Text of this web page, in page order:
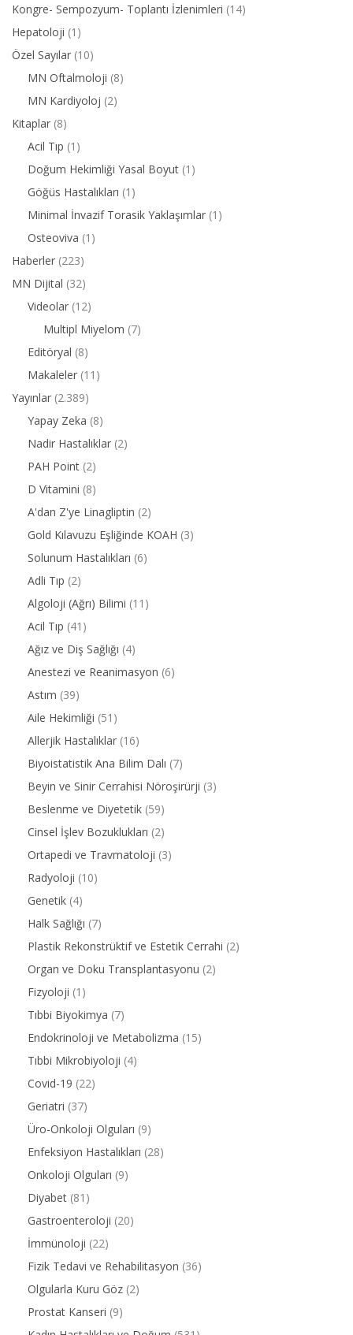
Kongre- Sempozyum- Toplantı İzlenimleri (14)
Hepatoloji (1)
Özel Sayılar (10)
MN Oftalmoloji (8)
MN Kardiyoloj (2)
Kitaplar (8)
Acil Tıp (1)
Doğum Hekimliği Yasal Boyut (1)
Göğüs Hastalıkları (1)
Minimal İnvazif Torasik Yaklaşımlar (1)
Osteoviva (1)
Haberler (223)
MN Dijital (32)
Videolar (12)
Multipl Miyelom (7)
Editöryal (8)
Makaleler (11)
Yayınlar (2.389)
Yapay Zeka (8)
Nadir Hastalıklar (2)
PAH Point (2)
D Vitamini (8)
A'dan Z'ye Linagliptin (2)
Gold Kılavuzu Eşliğinde KOAH (3)
Solunum Hastalıkları (6)
Adli Tıp (2)
Algoloji (Ağrı) Bilimi (11)
Acil Tıp (41)
Ağız ve Diş Sağlığı (4)
Anestezi ve Reanimasyon (6)
Astım (39)
Aile Hekimliği (51)
Allerjik Hastalıklar (16)
Biyoistatistik Ana Bilim Dalı (7)
Beyin ve Sinir Cerrahisi Nöroşirürji (3)
Beslenme ve Diyetetik (59)
Cinsel İşlev Bozuklukları (2)
Ortapedi ve Travmatoloji (3)
Radyoloji (10)
Genetik (4)
Halk Sağlığı (7)
Plastik Rekonstrüktif ve Estetik Cerrahi (2)
Organ ve Doku Transplantasyonu (2)
Fizyoloji (1)
Tıbbi Biyokimya (7)
Endokrinoloji ve Metabolizma (15)
Tıbbi Mikrobiyoloji (4)
Covid-19 (22)
Geriatri (37)
Üro-Onkoloji Olguları (9)
Enfeksiyon Hastalıkları (28)
Onkoloji Olguları (9)
Diyabet (81)
Gastroenteroloji (20)
İmmünoloji (22)
Fizik Tedavi ve Rehabilitasyon (36)
Olgularla Kuru Göz (2)
Prostat Kanseri (9)